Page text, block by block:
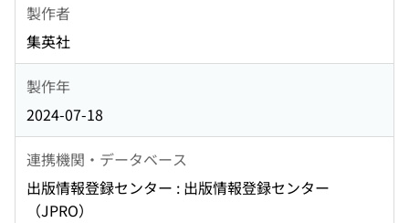
製作者
集英社
製作年
2024-07-18
連携機関・データベース
出版情報登録センター : 出版情報登録センター
（JPRO）